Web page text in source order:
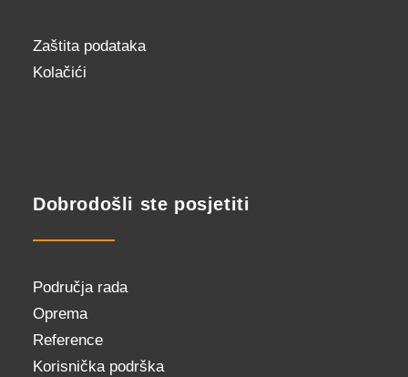
Zaštita podataka
Kolačići
Dobrodošli ste posjetiti
Područja rada
Oprema
Reference
Korisnička podrška